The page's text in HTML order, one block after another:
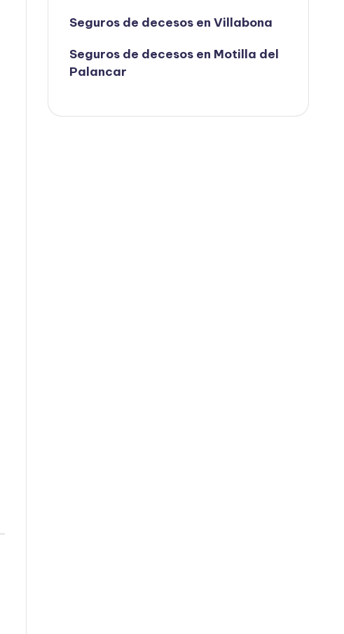
Seguros de decesos en Villabona
Seguros de decesos en Motilla del
Palancar